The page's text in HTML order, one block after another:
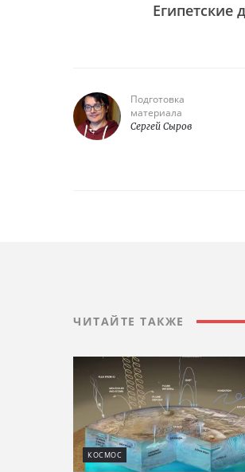
Египетские
Подготовка
материала
Сергей Сыров
ЧИТАЙТЕ ТАКЖЕ
КОСМОС